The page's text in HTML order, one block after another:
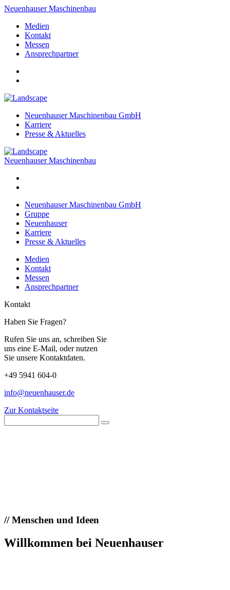
Neuenhauser Maschinenbau
Medien
Kontakt
Messen
Ansprechpartner
Neuenhauser Maschinenbau GmbH
Karriere
Presse & Aktuelles
Neuenhauser Maschinenbau
Neuenhauser Maschinenbau GmbH
Gruppe
Neuenhauser
Karriere
Presse & Aktuelles
Medien
Kontakt
Messen
Ansprechpartner
Kontakt
Haben Sie Fragen?
Rufen Sie uns an, schreiben Sie
uns eine E-Mail, oder nutzen
Sie unsere Kontaktdaten.
+49 5941 604-0
info@neuenhauser.de
Zur Kontaktseite
//Menschen und Ideen
Willkommen bei Neuenhauser